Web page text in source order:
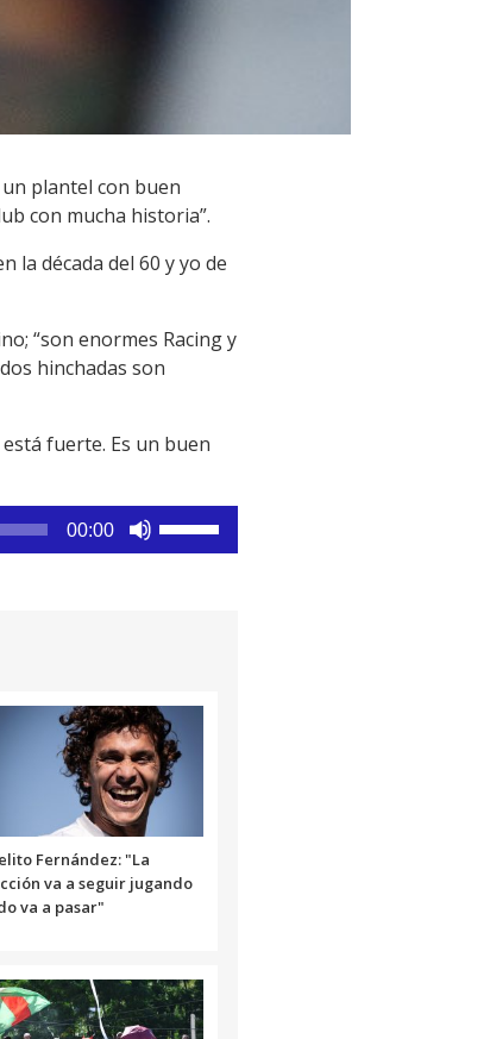
plantel con buen
con mucha historia”.
la década del 60 y yo de
“son enormes Racing y
hinchadas son
fuerte. Es un buen
00:00
aumentar
o
disminuir
volumen.
Fernández: "La
va a seguir jugando
va a pasar"